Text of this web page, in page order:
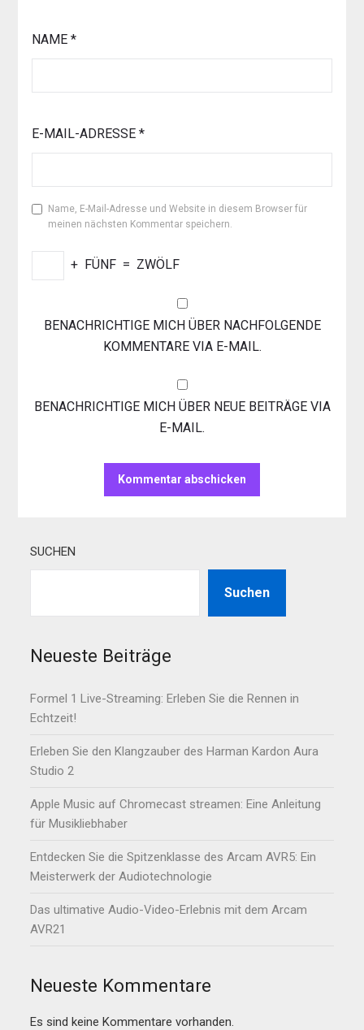
NAME *
E-MAIL-ADRESSE *
Name, E-Mail-Adresse und Website in diesem Browser für
meinen nächsten Kommentar speichern.
+ FÜNF = ZWÖLF
BENACHRICHTIGE MICH ÜBER NACHFOLGENDE
KOMMENTARE VIA E-MAIL.
BENACHRICHTIGE MICH ÜBER NEUE BEITRÄGE VIA
E-MAIL.
SUCHEN
Suchen
Neueste Beiträge
Formel 1 Live-Streaming: Erleben Sie die Rennen in
Echtzeit!
Erleben Sie den Klangzauber des Harman Kardon Aura
Studio 2
Apple Music auf Chromecast streamen: Eine Anleitung
für Musikliebhaber
Entdecken Sie die Spitzenklasse des Arcam AVR5: Ein
Meisterwerk der Audiotechnologie
Das ultimative Audio-Video-Erlebnis mit dem Arcam
AVR21
Neueste Kommentare
Es sind keine Kommentare vorhanden.